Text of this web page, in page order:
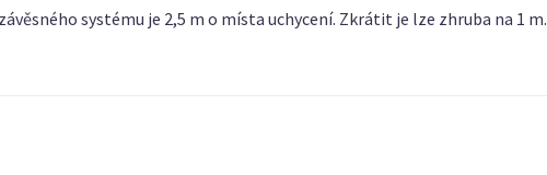
systému je 2,5 m o místa uchycení. Zkrátit je lze zhruba na 1 m.